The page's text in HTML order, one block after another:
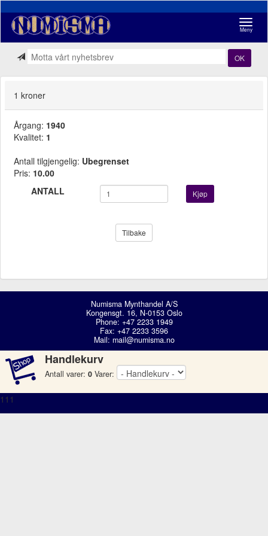
Meny
OK
1 kroner
Årgang: 1940
Kvalitet: 1
Antall tilgjengelig: Ubegrenset
Pris: 10.00
ANTALL
Kjøp
Tilbake
Numisma Mynthandel A/S
Kongensgt. 16, N-0153 Oslo
Phone: +47 2233 1949
Fax: +47 2233 3596
Mail: mail@numisma.no
Handlekurv
Antall varer: 0 Varer:
111